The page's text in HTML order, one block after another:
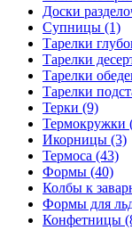
Доски
Супницы (1)
Тарелки
Тарелки
Тарелки
Тарелки
Терки (9)
Термокружки
Икорницы (3)
Термоса (43)
Формы (40)
Колбы к
Формы для
Конфетницы